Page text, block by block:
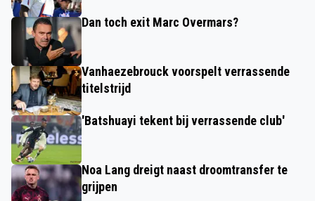
Dan toch exit Marc Overmars?
Vanhaezebrouck voorspelt verrassende
titelstrijd
'Batshuayi tekent bij verrassende club'
Noa Lang dreigt naast droomtransfer te
grijpen